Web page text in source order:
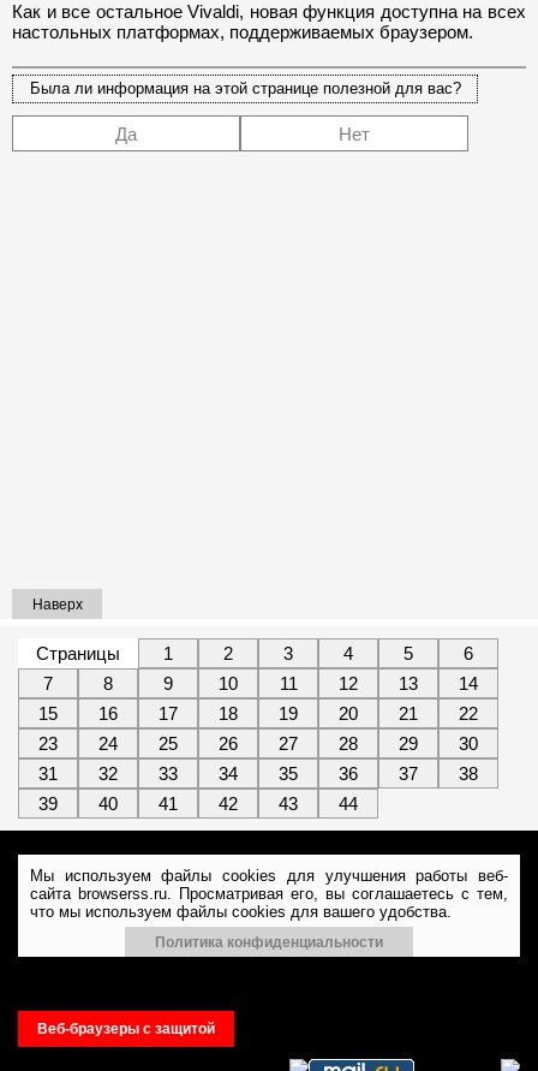
Как и все остальное Vivaldi, новая функция доступна на всех
настольных платформах, поддерживаемых браузером.
Была ли информация на этой странице полезной для вас?
Да Нет
Наверх
Страницы 1 2 3 4 5
6
7
8 9 10 11 12 13
14
15
16 17 18 19 20 21
22
23
24 25 26 27 28 29
30
31
32 33 34 35 36 37
38
39
40 41 42 43 44
Мы используем файлы cookies для улучшения работы веб-
сайта browserss.ru. Просматривая его, вы соглашаетесь с тем,
что мы используем файлы cookies для вашего удобства.
Политика конфиденциальности
Веб-браузеры с защитой